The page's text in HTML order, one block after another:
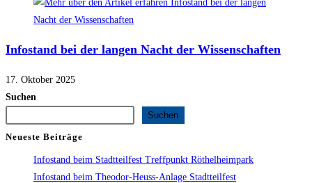
Infostand bei der langen Nacht der Wissenschaften
17. Oktober 2025
Suchen
Suchen
Neueste Beiträge
Infostand beim Stadtteilfest Treffpunkt Röthelheimpark
Infostand beim Theodor-Heuss-Anlage Stadtteilfest